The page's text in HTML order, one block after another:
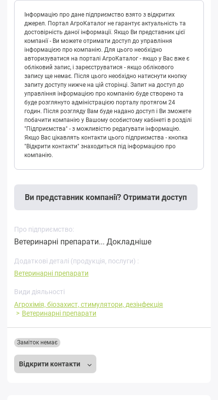
Інформацію про дане підприємство взято з відкритих
джерел. Портал АгроКаталог не гарантує актуальність та
достовірність даної інформації. Якщо Ви представник цієї
компанії - Ви можете отримати доступ до управління
інформацією про компанію. Для цього необхідно
авторизуватися на порталі АгроКаталог - якщо у Вас вже є
обліковий запис, і зареєструватися - якщо облікового
запису ще немає. Після цього необхідно натиснути кнопку
запиту доступу нижче на цій сторінці. Запит на доступ до
управління інформацією про компанію буде створено та
буде розглянуто адміністрацією порталу протягом 24
годин. Після розгляду Вам буде надано доступ і Ви зможете
побачити компанію у Вашому особистому кабінеті в розділі
"Підприємства" - з можливістю редагувати інформацію.
Якщо Вас цікавлять контакти цього підприємства - кнопка
"Відкрити контакти" знаходиться під інформацією про
компанію.
Ви представник компанії? Отримати доступ
Про підприємство:
Ветеринарні препарати... Докладніше
Додаткові деталі (продукція, послуги) :
Ветеринарні препарати
Види діяльності
Агрохімія, біозахист, стимулятори, дезінфекція
Ветеринарні препарати
Відкрити контакти
Заміток немає